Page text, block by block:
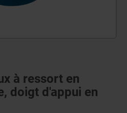
à ressort en
doigt d'appui en